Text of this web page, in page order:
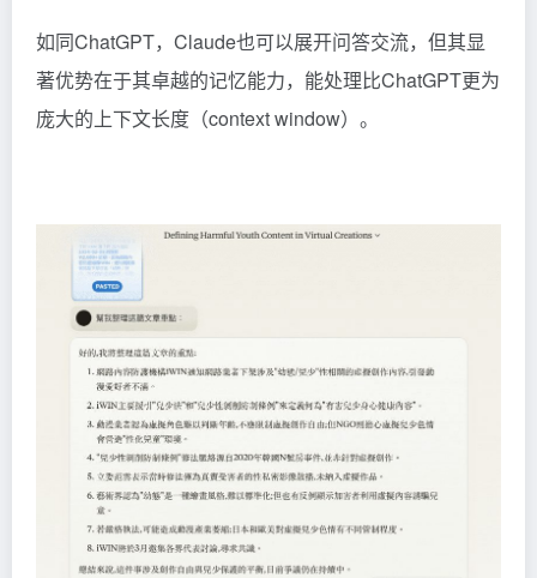
如同ChatGPT，Claude也可以展开问答交流，但其显
著优势在于其卓越的记忆能力，能处理比ChatGPT更为
庞大的上下文长度（context window）。